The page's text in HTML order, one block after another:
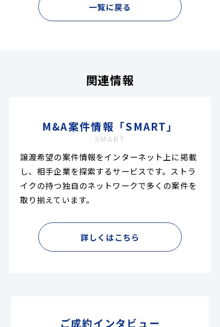
一覧に戻る
関連情報
M&A案件情報「SMART」
SMART
譲渡希望の案件情報をインターネット上に掲載
し、相手企業を探索するサービスです。ストラ
イクの持つ独自のネットワークで多くの案件を
取り揃えています。
詳しくはこちら
ご成約インタビュー